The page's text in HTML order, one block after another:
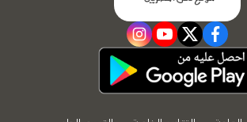
facebook
twitter
youtube
instagram